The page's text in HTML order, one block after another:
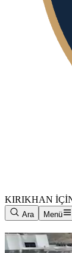
KIRIKHAN
Ara Menü